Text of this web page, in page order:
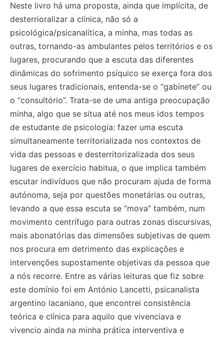
Neste livro há uma proposta, ainda que implícita, de
desterrioralizar a clínica, não só a
psicológica/psicanalítica, a minha, mas todas as
outras, tornando-as ambulantes pelos territórios e os
lugares, procurando que a escuta das diferentes
dinâmicas do sofrimento psíquico se exerça fora dos
seus lugares tradicionais, entenda-se o “gabinete” ou
o “consultório”. Trata-se de uma antiga preocupação
minha, algo que se situa até nos meus idos tempos
de estudante de psicologia: fazer uma escuta
simultaneamente territorializada nos contextos de
vida das pessoas e desterritorizalizada dos seus
lugares de exercício habitua, o que implica também
escutar indivíduos que não procuram ajuda de forma
autónoma, seja por questões monetárias ou outras,
levando a que essa escuta se “mova” também, num
movimento centrífugo para outras zonas discursivas,
mais abonatórias das dimensões subjetivas de quem
nos procura em detrimento das explicações e
intervenções supostamente objetivas da pessoa que
a nós recorre. Entre as várias leituras que fiz sobre
este domínio foi em António Lancetti, psicanalista
argentino lacaniano, que encontrei consistência
teórica e clínica para aquilo que vivenciava e
vivencio ainda na minha prática interventiva e